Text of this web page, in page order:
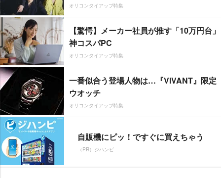
オリコンタイアップ特集
【驚愕】メーカー社員が推す「10万円台」
神コスパPC
オリコンタイアップ特集
一番似合う登場人物は…『VIVANT』限定
ウオッチ
オリコンタイアップ特集
自販機にピッ！ですぐに買えちゃう
（PR）ジハンピ